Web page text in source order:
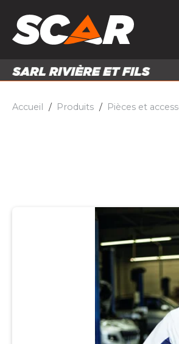
PIÈCES
Accueil Produits Pièces et